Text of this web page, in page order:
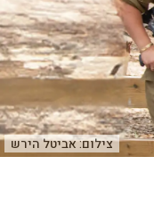
צילום:אביטל הירש